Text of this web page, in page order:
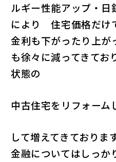
ルギー性能アップ・
により 住宅価格だけ
金利も下がったり上
も徐々に減ってきて
状態の
中古住宅をリフォーム
して増えてきており
金融についてはしっか